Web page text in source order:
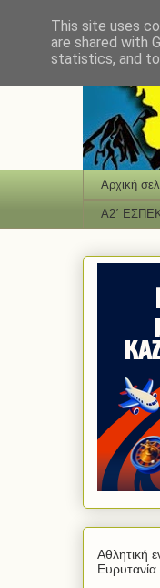
Αρχική
Α2΄
Αθλητική
Ευρυτανία.
This site uses
are shared with
statistics, and